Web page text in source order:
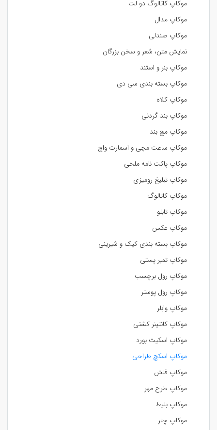
موکاپ کاتالوگ دو لت
موکاپ مدال
موکاپ صندلی
نمایش متن، شعر و سخن بزرگان
موکاپ بنر و استند
موکاپ بسته بندی سی دی
موکاپ کلاه
موکاپ بند گردنی
موکاپ مچ بند
موکاپ ساعت مچی و اسمارت واچ
موکاپ پاکت نامه ملخی
موکاپ تبلیغ رومیزی
موکاپ کاتالوگ
موکاپ تابلو
موکاپ عکس
موکاپ بسته بندی کیک و شیرینی
موکاپ تمبر پستی
موکاپ رول برچسب
موکاپ رول پوستر
موکاپ وابلر
موکاپ کانتینر کشتی
موکاپ اسکیت بورد
موکاپ اسکچ طراحی
موکاپ فلش
موکاپ طرح مهر
موکاپ بلیط
موکاپ چتر